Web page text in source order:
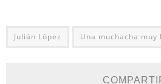
Julián López Una muchacha muy